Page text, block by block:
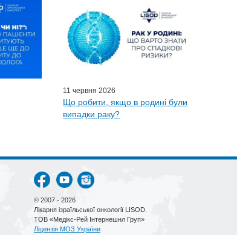
11 червня 2026
Що робити, якщо в родині були
випадки раку?
© 2007 - 2026
Лікарня ізраїльської онкології LISOD.
ТОВ «Медікс-Рей Інтернешнл Груп»
Ліцензія МОЗ України